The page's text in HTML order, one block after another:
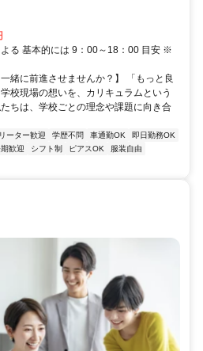
る 基本的には 9：00～18：00 目安 ※
緒に前進させませんか？】 「もっと良
校現場の想いを、カリキュラムという
ちは、学校ごとの理念や課題に向き合
ーター歓迎 学歴不問 車通勤OK
即日勤務OK
歓迎 シフト制 ピアスOK
服装自由